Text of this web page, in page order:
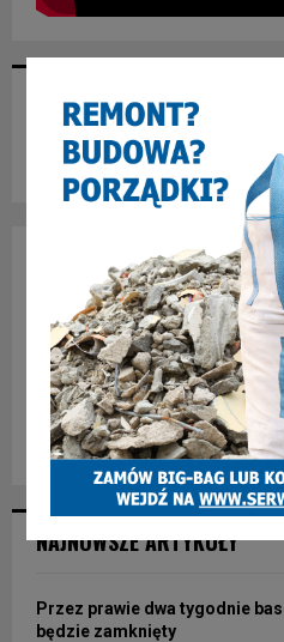
POLECANY FB
NAJNOWSZE ARTYKUŁY
Przez prawie dwa tygodnie
będzie zamknięty